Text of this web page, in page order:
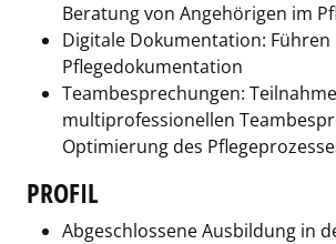
Beratung von Angehörigen im
Digitale Dokumentation:
Pflegedokumentation
Teambesprechungen:
multiprofessionellen
Optimierung des
PROFIL
Abgeschlossene Ausbildung in